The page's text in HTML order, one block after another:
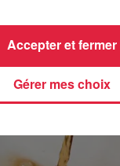
Gérer mes choix
Accepter et fermer